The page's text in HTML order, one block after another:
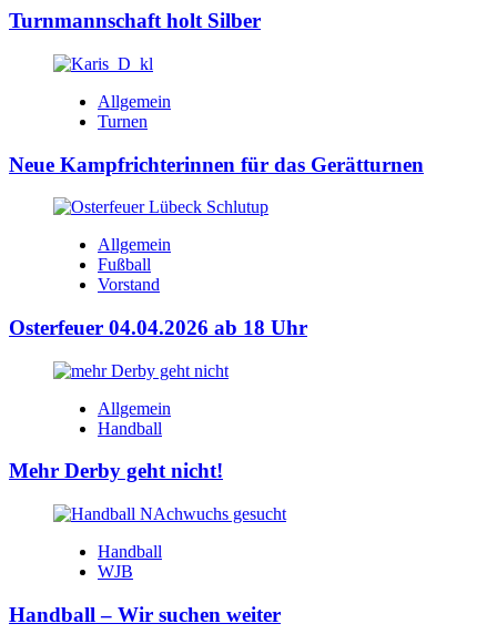
Turnmannschaft holt Silber
Allgemein
Turnen
Neue Kampfrichterinnen für das Gerätturnen
Allgemein
Fußball
Vorstand
Osterfeuer 04.04.2026 ab 18 Uhr
Allgemein
Handball
Mehr Derby geht nicht!
Handball
WJB
Handball – Wir suchen weiter